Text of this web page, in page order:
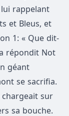
rappelant
et Bleus, et
1: « Que dit-
répondit Not
géant
se sacrifia.
chargeait sur
sa bouche.